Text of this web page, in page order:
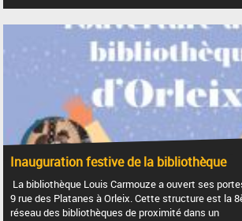
Inauguration festive de la bibliothèque
La bibliothèque Louis Carmouze a ouvert ses
9 rue des Platanes à Orleix. Cette structure est la
réseau des bibliothèques de proximité dans un